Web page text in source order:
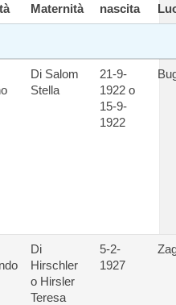
Maternità
nascita
Di Salom
Stella
21-9-
1922 o
15-9-
1922
Di
Hirschler
o Hirsler
Teresa
5-2-
1927